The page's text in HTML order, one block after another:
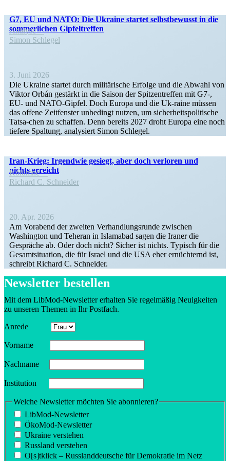
G7, EU und NATO: Die Ukraine startet selbst­be­wusst in die
sommer­lichen Gipfeltreffen
Analyse
Simon Schlegel
3. Juni 2026
Die Ukraine startet durch militä­rische Erfolge und die Abwahl von
Viktor Orbán gestärkt in die Saison der Spitzen­treffen mit G7‑,
EU- und NATO-Gipfel. Doch Europa und die Uk-raine müssen
das offene Zeitfenster unbedingt nutzen, um sicher­heits­po­li­tische
Tatsa-chen zu schaffen. Denn bereits 2027 droht Europa eine noch
tiefere Spaltung, analy­siert Simon Schlegel.
Iran-Krieg: Irgendwie gesiegt, aber doch verloren und
nichts erreicht
Kolumne
Richard C. Schneider
20. Apr. 2026
Am Vorabend der zweiten Verhand­lungs­runde zwischen
Washington und Teheran in Islamabad sagen die Iraner die
Gespräche ab. Oder doch nicht? Sicher ist nichts. Typisch für die
Gesamt­si­tuation, die für Israel und die USA eher ernüch­ternd ist,
schreibt Richard C. Schneider.
Newsletter bestellen
Mit dem LibMod-Newsletter erhalten Sie regel­mäßig Neuig­keiten
zu unseren Themen in Ihr Postfach.
Anrede
Vorname
Nachname
Insti­tution
Welche Newsletter möchten Sie abonnieren?
LibMod-Newsletter
ÖkoMod-Newsletter
Ukraine verstehen
Russland verstehen
O[s]tklick – Russland­deutsche für Demokratie im Netz